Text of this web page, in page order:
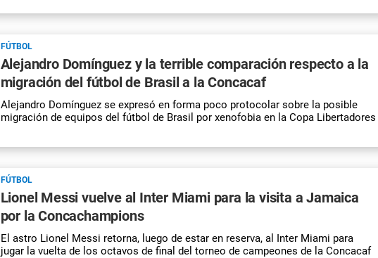
FÚTBOL
Alejandro Domínguez y la terrible comparación respecto a la
migración del fútbol de Brasil a la Concacaf
Alejandro Domínguez se expresó en forma poco protocolar sobre la posible
migración de equipos del fútbol de Brasil por xenofobia en la Copa Libertadores
FÚTBOL
Lionel Messi vuelve al Inter Miami para la visita a Jamaica
por la Concachampions
El astro Lionel Messi retorna, luego de estar en reserva, al Inter Miami para
jugar la vuelta de los octavos de final del torneo de campeones de la Concacaf